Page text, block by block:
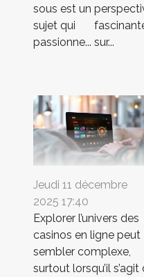
sous est un
sujet qui
passionne... sur...
Jeudi 11 décembre
2025 17:40
Explorer l’univers des
casinos en ligne peut
sembler complexe,
surtout lorsqu’il s’agit